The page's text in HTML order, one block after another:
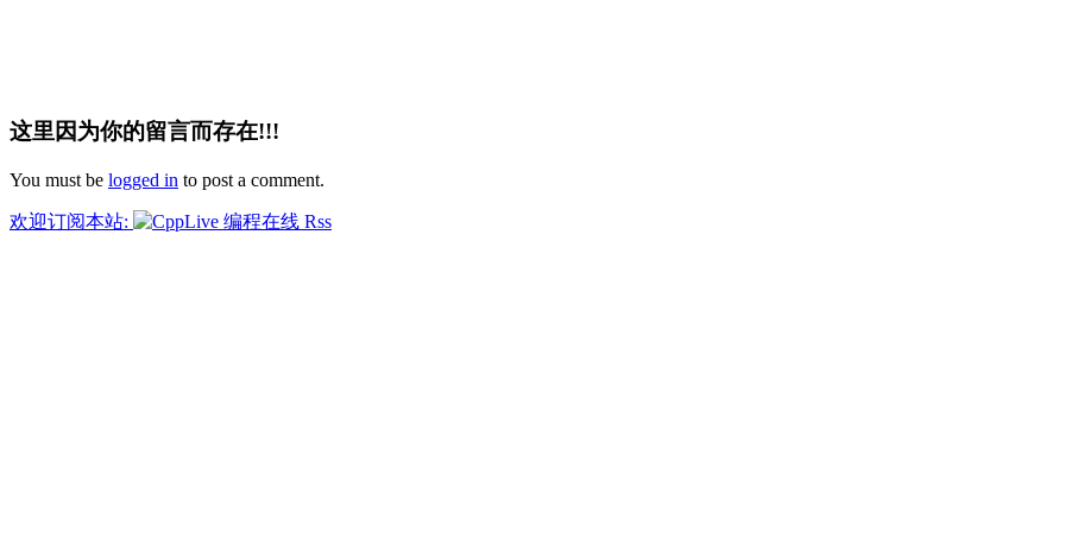
这里因为你的留言而存在!!!
You must be logged in to post a comment.
欢迎订阅本站: